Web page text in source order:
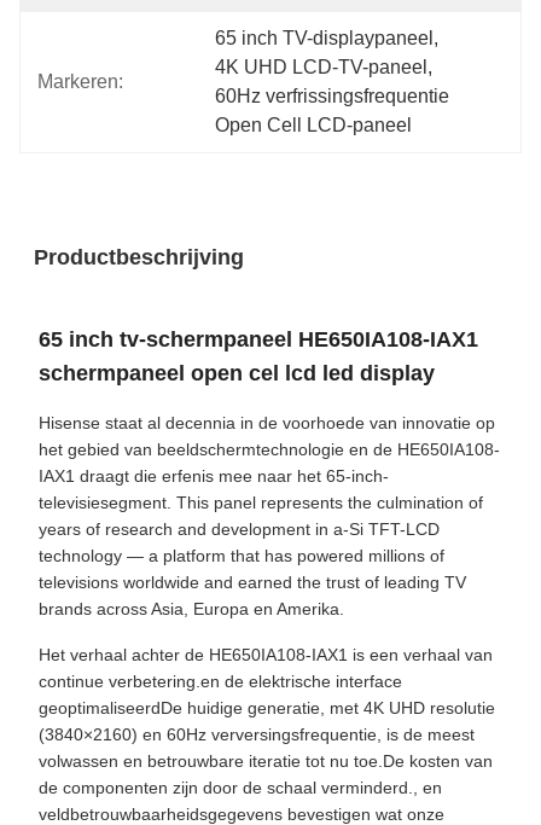
Markeren:
65 inch TV-displaypaneel ,
4K UHD LCD-TV-paneel ,
60Hz verfrissingsfrequentie
Open Cell LCD-paneel
Productbeschrijving
65 inch tv-schermpaneel HE650IA108-IAX1
schermpaneel open cel lcd led display
Hisense staat al decennia in de voorhoede van innovatie op
het gebied van beeldschermtechnologie en de HE650IA108-
IAX1 draagt die erfenis mee naar het 65-inch-
televisiesegment. This panel represents the culmination of
years of research and development in a-Si TFT-LCD
technology — a platform that has powered millions of
televisions worldwide and earned the trust of leading TV
brands across Asia, Europa en Amerika.
Het verhaal achter de HE650IA108-IAX1 is een verhaal van
continue verbetering.en de elektrische interface
geoptimaliseerdDe huidige generatie, met 4K UHD resolutie
(3840×2160) en 60Hz verversingsfrequentie, is de meest
volwassen en betrouwbare iteratie tot nu toe.De kosten van
de componenten zijn door de schaal verminderd., en
veldbetrouwbaarheidsgegevens bevestigen wat onze